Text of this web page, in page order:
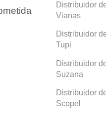
Distribuidor
Vianas
Distribuidor
Tupi
Distribuidor
Suzana
Distribuidor
Scopel